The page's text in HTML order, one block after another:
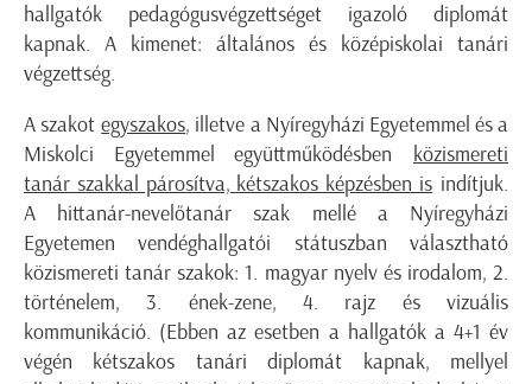
hallgatók pedagógusvégzettséget igazoló diplomát
kapnak. A kimenet: általános és középiskolai tanári
végzettség.
A szakotegyszakos, illetve a Nyíregyházi Egyetemmel és a
Miskolci Egyetemmel együttműködésben közismereti
tanár szakkal párosítva, kétszakos képzésben is indítjuk.
A hittanár-nevelőtanár szak mellé a Nyíregyházi
Egyetemen vendéghallgatói státuszban választható
közismereti tanár szakok: 1. magyar nyelv és irodalom, 2.
történelem, 3. ének-zene, 4. rajz és vizuális
kommunikáció. (Ebben az esetben a hallgatók a 4+1 év
végén kétszakos tanári diplomát kapnak, mellyel